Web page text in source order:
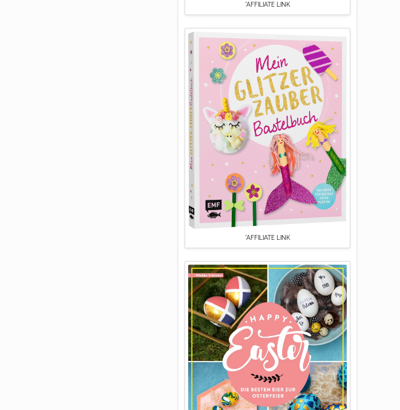
*AFFILIATE LINK
*AFFILIATE LINK